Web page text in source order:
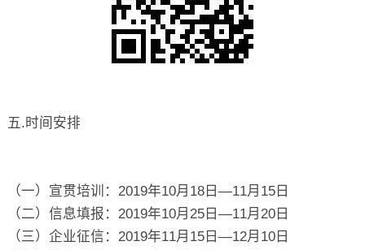
五.时间安排
（一）宣贯培训：2019年10月18日—11月15日
（二）信息填报：2019年10月25日—11月20日
（三）企业征信：2019年11月15日—12月10日